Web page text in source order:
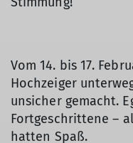
Vom 14. bis 17.
Hochzeiger
unsicher gemacht.
Fortgeschrittene –
hatten Spaß.